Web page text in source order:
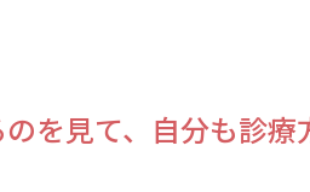
を見て、自分も診